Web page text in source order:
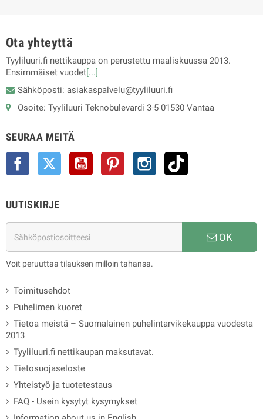
Ota yhteyttä
Tyyliluuri.fi nettikauppa on perustettu maaliskuussa 2013.
Ensimmäiset vuodet[...]
Sähköposti: asiakaspalvelu@tyyliluuri.fi
Osoite: Tyyliluuri Teknobulevardi 3-5 01530 Vantaa
SEURAA MEITÄ
Facebook Twitter YouTube Pinterest Instagram
UUTISKIRJE
OK
Voit peruuttaa tilauksen milloin tahansa.
Toimitusehdot
Puhelimen kuoret
Tietoa meistä – Suomalainen puhelintarvikekauppa vuodesta
2013
Tyyliluuri.fi nettikaupan maksutavat.
Tietosuojaseloste
Yhteistyö ja tuotetestaus
FAQ - Usein kysytyt kysymykset